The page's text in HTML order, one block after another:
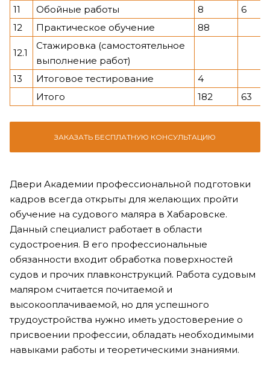
11
Обойные работы 8
6
12
Практическое обучение 88
12.1
Стажировка (самостоятельное
выполнение работ)
13
Итоговое тестирование
4
Итого
182 63
ЗАКАЗАТЬ БЕСПЛАТНУЮ КОНСУЛЬТАЦИЮ
Двери Академии профессиональной подготовки
кадров всегда открыты для желающих пройти
обучение на судового маляра в Хабаровске.
Данный специалист работает в области
судостроения. В его профессиональные
обязанности входит обработка поверхностей
судов и прочих плавконструкций. Работа судовым
маляром считается почитаемой и
высокооплачиваемой, но для успешного
трудоустройства нужно иметь удостоверение о
присвоении профессии, обладать необходимыми
навыками работы и теоретическими знаниями.